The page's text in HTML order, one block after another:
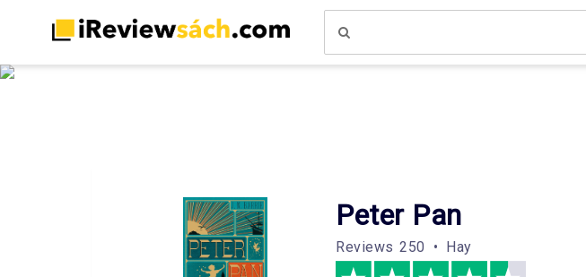
Peter Pan
Reviews 250 • Hay